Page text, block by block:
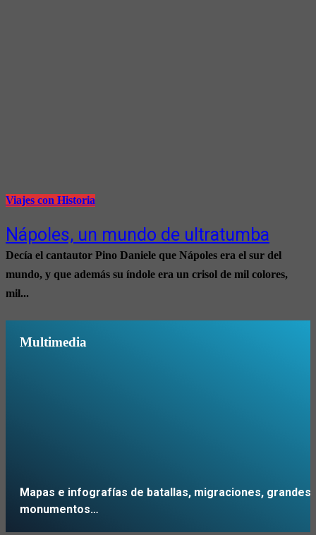
Viajes con Historia
Nápoles, un mundo de ultratumba
Decía el cantautor Pino Daniele que Nápoles era el sur del
mundo, y que además su índole era un crisol de mil colores,
mil...
Multimedia
Mapas e infografías de batallas, migraciones, grandes
monumentos…